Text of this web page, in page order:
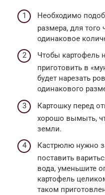
Необходимо
размера, для того
одинаковое
Чтобы картофель
приготовить в
будет нарезать
одинакового
Картошку перед
хорошо вымыть,
земли.
Кастрюлю нужно
поставить
вода, уменьшите
картофель
таком